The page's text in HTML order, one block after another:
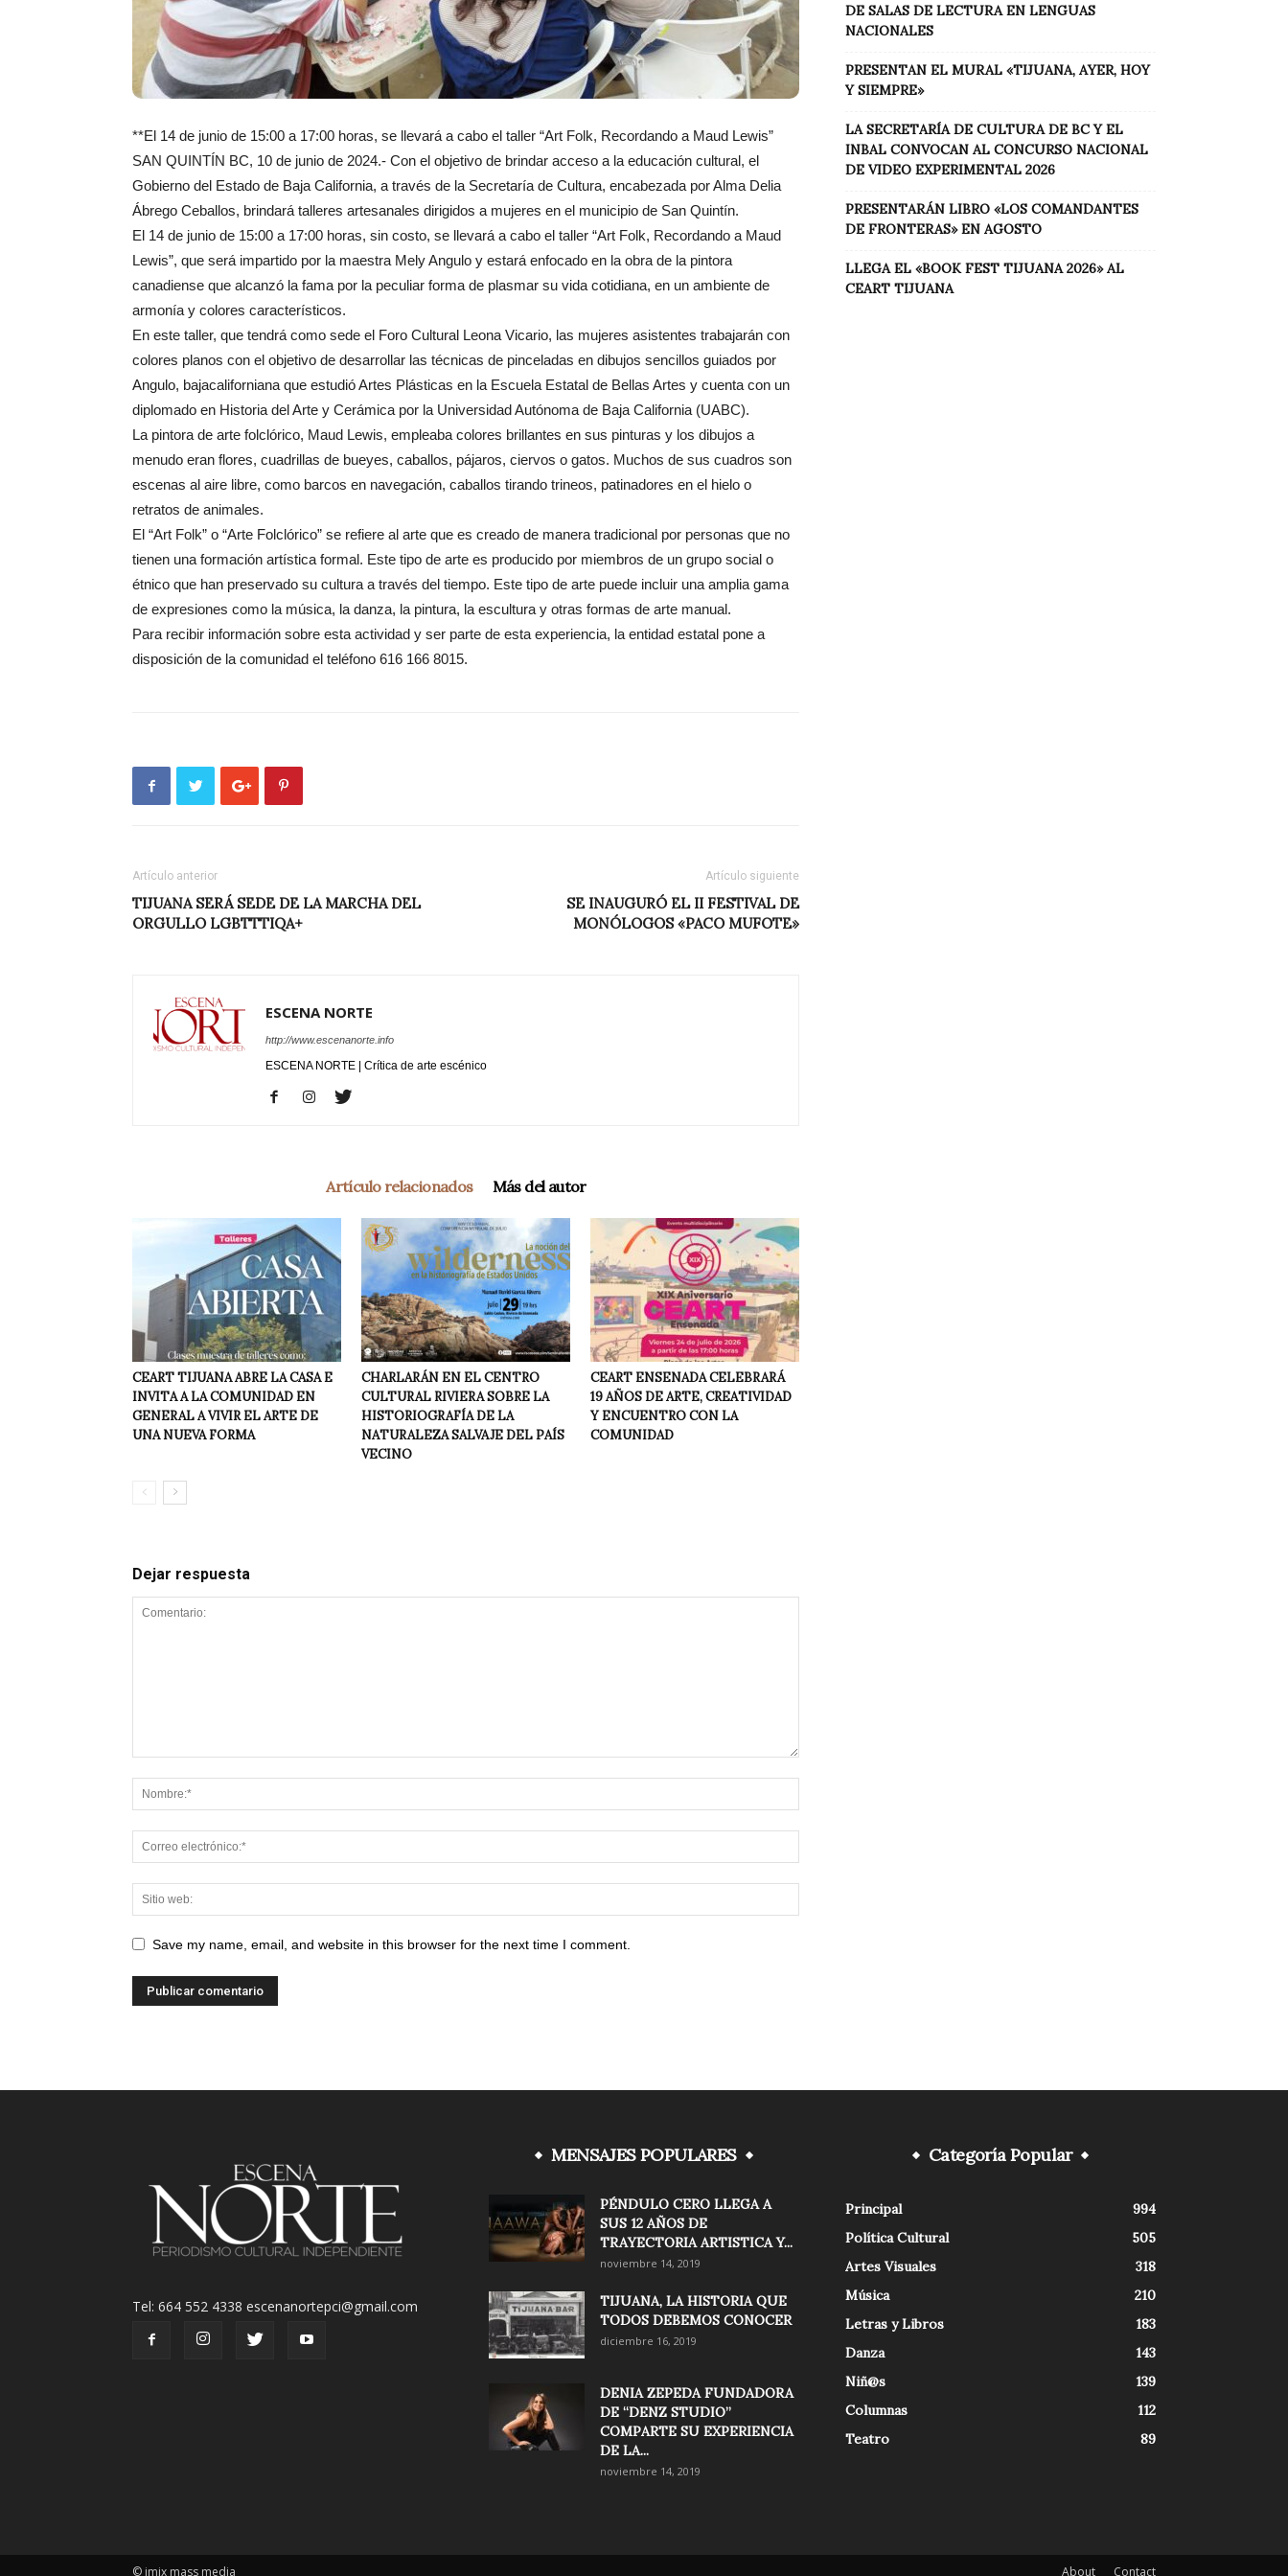
**El 14 de junio de 15:00 a 17:00 horas, se llevará a cabo el taller “Art Folk, Recordando a Maud Lewis”
SAN QUINTÍN BC, 10 de junio de 2024.- Con el objetivo de brindar acceso a la educación cultural, el
Gobierno del Estado de Baja California, a través de la Secretaría de Cultura, encabezada por Alma Delia
Ábrego Ceballos, brindará talleres artesanales dirigidos a mujeres en el municipio de San Quintín.
El 14 de junio de 15:00 a 17:00 horas, sin costo, se llevará a cabo el taller “Art Folk, Recordando a Maud
Lewis”, que será impartido por la maestra Mely Angulo y estará enfocado en la obra de la pintora
canadiense que alcanzó la fama por la peculiar forma de plasmar su vida cotidiana, en un ambiente de
armonía y colores característicos.
En este taller, que tendrá como sede el Foro Cultural Leona Vicario, las mujeres asistentes trabajarán con
colores planos con el objetivo de desarrollar las técnicas de pinceladas en dibujos sencillos guiados por
Angulo, bajacaliforniana que estudió Artes Plásticas en la Escuela Estatal de Bellas Artes y cuenta con un
diplomado en Historia del Arte y Cerámica por la Universidad Autónoma de Baja California (UABC).
La pintora de arte folclórico, Maud Lewis, empleaba colores brillantes en sus pinturas y los dibujos a
menudo eran flores, cuadrillas de bueyes, caballos, pájaros, ciervos o gatos. Muchos de sus cuadros son
escenas al aire libre, como barcos en navegación, caballos tirando trineos, patinadores en el hielo o
retratos de animales.
El “Art Folk” o “Arte Folclórico” se refiere al arte que es creado de manera tradicional por personas que no
tienen una formación artística formal. Este tipo de arte es producido por miembros de un grupo social o
étnico que han preservado su cultura a través del tiempo. Este tipo de arte puede incluir una amplia gama
de expresiones como la música, la danza, la pintura, la escultura y otras formas de arte manual.
Para recibir información sobre esta actividad y ser parte de esta experiencia, la entidad estatal pone a
disposición de la comunidad el teléfono 616 166 8015.
Artículo anterior
TIJUANA SERÁ SEDE DE LA MARCHA DEL
ORGULLO LGBTTTIQA+
Artículo siguiente
SE INAUGURÓ EL II FESTIVAL DE
MONÓLOGOS «PACO MUFOTE»
ESCENA NORTE
http://www.escenanorte.info
ESCENA NORTE | Crítica de arte escénico
Artículo relacionados Más del autor
CEART TIJUANA ABRE LA CASA E
INVITA A LA COMUNIDAD EN
GENERAL A VIVIR EL ARTE DE
UNA NUEVA FORMA
CHARLARÁN EN EL CENTRO
CULTURAL RIVIERA SOBRE LA
HISTORIOGRAFÍA DE LA
NATURALEZA SALVAJE DEL PAÍS
VECINO
CEART ENSENADA CELEBRARÁ
19 AÑOS DE ARTE, CREATIVIDAD
Y ENCUENTRO CON LA
COMUNIDAD
Dejar respuesta
Save my name, email, and website in this browser for the next time I comment.
DE SALAS DE LECTURA EN LENGUAS
NACIONALES
PRESENTAN EL MURAL «TIJUANA, AYER, HOY
Y SIEMPRE»
LA SECRETARÍA DE CULTURA DE BC Y EL
INBAL CONVOCAN AL CONCURSO NACIONAL
DE VIDEO EXPERIMENTAL 2026
PRESENTARÁN LIBRO «LOS COMANDANTES
DE FRONTERAS» EN AGOSTO
LLEGA EL «BOOK FEST TIJUANA 2026» AL
CEART TIJUANA
Tel: 664 552 4338 escenanortepci@gmail.com
MENSAJES POPULARES
PÉNDULO CERO LLEGA A
SUS 12 AÑOS DE
TRAYECTORIA ARTISTICA Y...
noviembre 14, 2019
TIJUANA, LA HISTORIA QUE
TODOS DEBEMOS CONOCER
diciembre 16, 2019
DENIA ZEPEDA FUNDADORA
DE “DENZ STUDIO”
COMPARTE SU EXPERIENCIA
DE LA...
noviembre 14, 2019
Categoría Popular
Principal
994
Política Cultural
505
Artes Visuales
318
Música
210
Letras y Libros
183
Danza
143
Niñ@s
139
Columnas
112
Teatro
89
About Contact
© imix mass media